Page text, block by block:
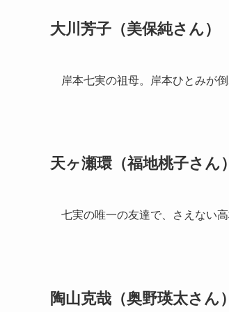
大川芳子（美保純さん）
岸本七実の祖母。岸本ひとみが
天ヶ瀬環（福地桃子さん）
七実の唯一の友達で、さえない
陶山克哉（奥野瑛太さん）